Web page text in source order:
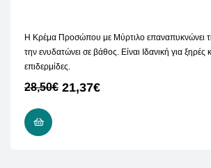
Η Κρέμα Προσώπου με Μύρτιλο επαναπυκνώνει
την ενυδατώνει σε βάθος. Είναι Ιδανική για ξηρές
επιδερμίδες.
28,50€ 21,37€